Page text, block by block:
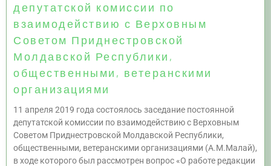
депутатской комиссии по
взаимодействию с Верховным
Советом Приднестровской
Молдавской Республики,
общественными, ветеранскими
организациями
11 апреля 2019 года состоялось заседание постоянной
депутатской комиссии по взаимодействию с Верховным
Советом Приднестровской Молдавской Республики,
общественными, ветеранскими организациями (А.М.Малай),
в ходе которого был рассмотрен вопрос «О работе редакции